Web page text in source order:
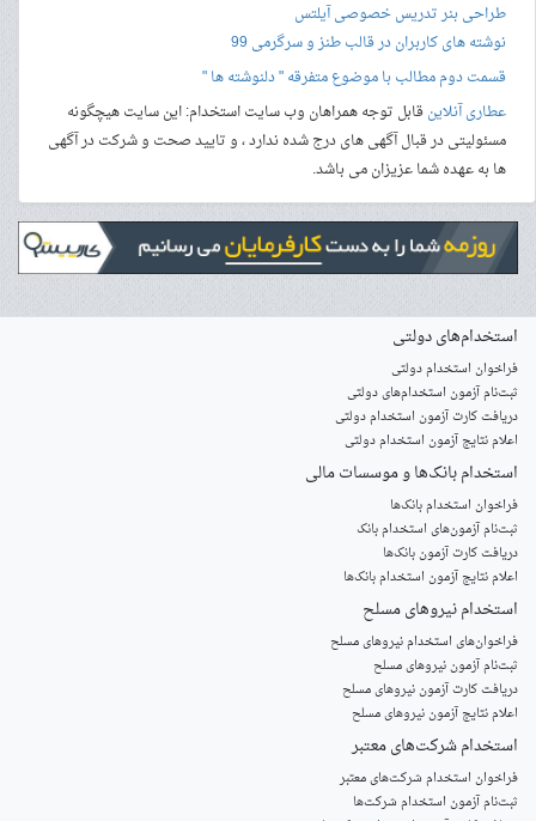
طراحی بنرتدریس خصوصی آیلتس
نوشته های کاربران در قالب طنز و سرگرمی 99
قسمت دوم مطالب با موضوع متفرقه " دلنوشته ها "
عطاری آنلاینقابل توجه همراهان وب سایت استخدام: این سایت هیچگونه
مسئولیتی در قبال آگهی های درج شده ندارد ، و تایید صحت و شرکت در آگهی
ها به عهده شما عزیزان می باشد.
استخدام‌های دولتی
فراخوان استخدام دولتی
ثبت‌نام آزمون‌ استخدام‌های دولتی
دریافت کارت آزمون استخدام دولتی
اعلام نتایج آزمون استخدام دولتی
استخدام‌ بانک‌ها و موسسات مالی
فراخوان استخدام بانک‌ها
‌ثبت‌نام آزمون‌های استخدام بانک
دریافت کارت آزمون بانک‌ها
اعلام نتایج آزمون استخدام بانک‌ها
استخدام‌ نیروهای مسلح
‌فراخوان‌های استخدام‌ نیروهای مسلح
ثبت‌نام آزمون نیروهای مسلح
دریافت کارت آزمون نیروهای مسلح
اعلام نتایج آزمون نیروهای مسلح
استخدام‌ شرکت‌های معتبر
فراخوان استخدام شرکت‌های معتبر
ثبت‌نام آزمون استخدام شرکت‌ها